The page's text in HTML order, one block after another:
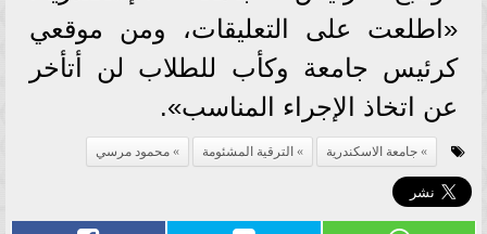
«اطلعت على التعليقات، ومن موقعي
كرئيس جامعة وكأب للطلاب لن أتأخر
عن اتخاذ الإجراء المناسب».
جامعة الاسكندرية الترقية المشئومة محمود مرسي